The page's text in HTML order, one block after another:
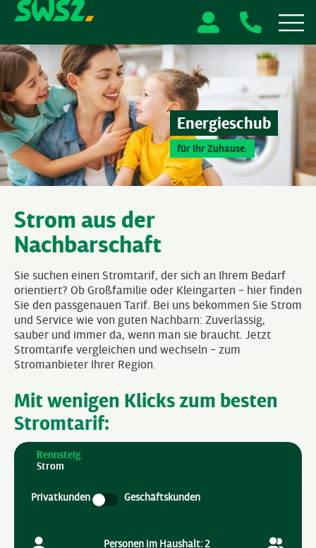
Energieschub
für Ihr Zuhause.
Strom aus der
Nachbarschaft
Sie suchen einen Stromtarif, der sich an Ihrem Bedarf
orientiert? Ob Großfamilie oder Kleingarten – hier finden
Sie den passgenauen Tarif. Bei uns bekommen Sie Strom
und Service wie von guten Nachbarn: Zuverlässig,
sauber und immer da, wenn man sie braucht. Jetzt
Stromtarife vergleichen und wechseln – zum
Stromanbieter Ihrer Region.
Mit wenigen Klicks zum besten
Stromtarif: